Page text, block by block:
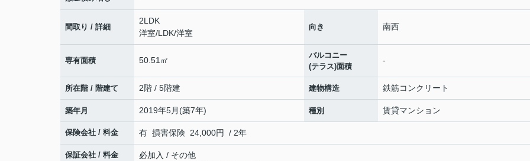
間取り / 詳細
2LDK
洋室/LDK/洋室
向き 南西
専有面積 50.51㎡
バルコニー
(テラス)面積
-
所在階 / 階建て 2階 / 5階建 建物構造 鉄筋コンクリート
築年月 2019年5月(築7年) 種別 賃貸マンション
保険会社 / 料金 有 損害保険 24,000円 / 2年
保証会社 / 料金
必加入 / その他